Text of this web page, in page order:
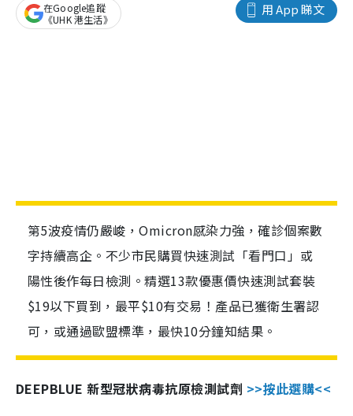
用 App 睇文
在Google追蹤
《UHK 港生活》
第5波疫情仍嚴峻，Omicron感染力強，確診個案數
字持續高企。不少市民購買快速測試「看門口」或
陽性後作每日檢測。精選13款優惠價快速測試套裝
$19以下買到，最平$10有交易！產品已獲衛生署認
可，或通過歐盟標準，最快10分鐘知結果。
DEEPBLUE 新型冠狀病毒抗原檢測試劑 >>按此選購<<